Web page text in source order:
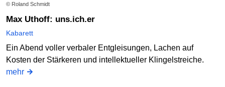
© Roland Schmidt
Max Uthoff: uns.ich.er
Kabarett
Ein Abend voller verbaler Entgleisungen, Lachen auf
Kosten der Stärkeren und intellektueller Klingelstreiche.
mehr